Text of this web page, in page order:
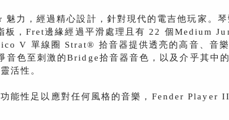
力，經過精心設計，針對現代的電吉他玩家。
，Fret邊緣經過平滑處理且有 22 個Medium
V 單線圈 Strat® 拾音器提供透亮的高音、音
音色至刺激的Bridge拾音器音色，以及介乎其
活性。
能性足以應對任何風格的音樂，Fender Player